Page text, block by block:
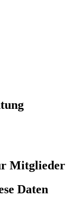
Mitglieder
Daten